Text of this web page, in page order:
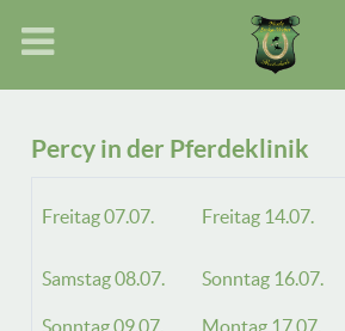
Percy in der Pferdeklinik
Freitag 07.07. Freitag 14.07.
Samstag 08.07. Sonntag 16.07.
Sonntag 09.07. Montag 17.07.